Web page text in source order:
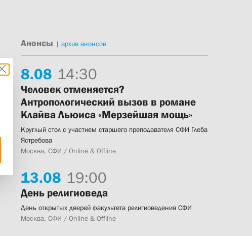
Анонсы | архив анонсов
8.08 14:30
Человек отменяется?
Антропологический вызов в романе
Клайва Льюиса «Мерзейшая мощь»
Круглый стол с участием старшего преподавателя СФИ Глеба
Ястребова
Москва, СФИ / Online & Offline
13.08 19:00
День религиоведа
День открытых дверей факультета религиоведения СФИ
Москва, СФИ / Online & Offline